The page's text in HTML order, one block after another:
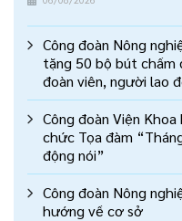
Công đoàn Nông
tặng 50 bộ bút chấm
đoàn viên, người lao
Công đoàn Viện
chức Tọa đàm
động nói”
Công đoàn Nông
hướng về cơ sở